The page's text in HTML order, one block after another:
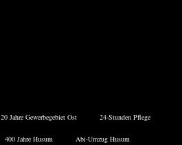
20 Jahre Gewerbegebiet Ost 24-Stunden Pflege
400 Jahre Husum Abi-Umzug Husum